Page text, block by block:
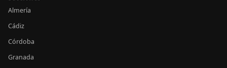
Almería
Cádiz
Córdoba
Granada